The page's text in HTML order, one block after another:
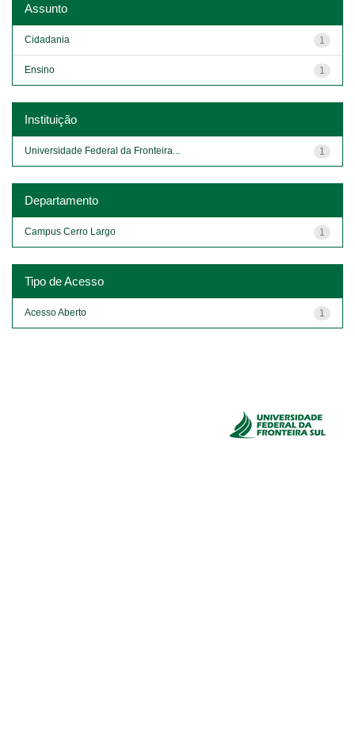
Assunto
1
Cidadania
1
Ensino
Instituição
1
Universidade Federal da Fronteira...
Departamento
1
Campus Cerro Largo
Tipo de Acesso
1
Acesso Aberto